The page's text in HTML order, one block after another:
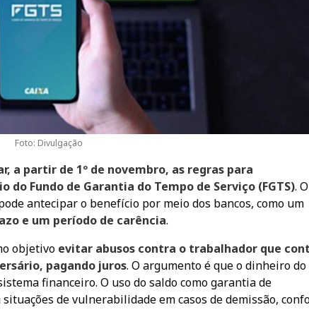
Foto: Divulgação
a partir de 1º de novembro, as regras para
Fundo de Garantia do Tempo de Serviço (FGTS). O
antecipar o benefício por meio dos bancos, como um
e um período de carência.
objetivo evitar abusos contra o trabalhador que
pagando juros. O argumento é que o dinheiro do
financeiro. O uso do saldo como garantia de
de vulnerabilidade em casos de demissão,